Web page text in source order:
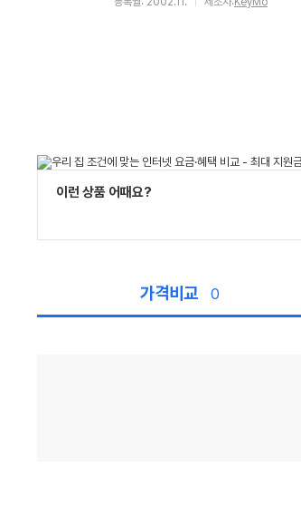
이런 상품 어때요?
가격비교 0